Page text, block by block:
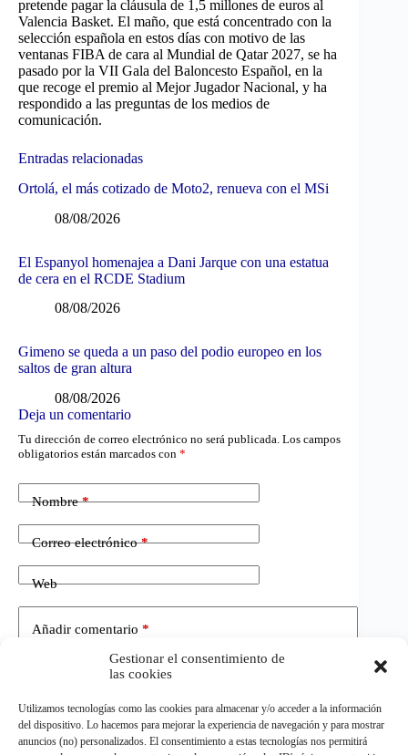
Gestionar el consentimiento de
las cookies
Utilizamos tecnologías como las cookies para almacenar y/o acceder a la información
del dispositivo. Lo hacemos para mejorar la experiencia de navegación y para mostrar
anuncios (no) personalizados. El consentimiento a estas tecnologías nos permitirá
pretende pagar la cláusula de 1,5 millones de euros al
Valencia Basket. El maño, que está concentrado con la
selección española en estos días con motivo de las
ventanas FIBA de cara al Mundial de Qatar 2027, se ha
pasado por la VII Gala del Baloncesto Español, en la
que recoge el premio al Mejor Jugador Nacional, y ha
respondido a las preguntas de los medios de
comunicación.
Entradas relacionadas
Ortolá, el más cotizado de Moto2, renueva con el MSi
08/08/2026
El Espanyol homenajea a Dani Jarque con una estatua
de cera en el RCDE Stadium
08/08/2026
Gimeno se queda a un paso del podio europeo en los
saltos de gran altura
08/08/2026
Deja un comentario
Tu dirección de correo electrónico no será publicada. Los campos
obligatorios están marcados con *
Nombre*
Correo electrónico*
Web
Añadir comentario *